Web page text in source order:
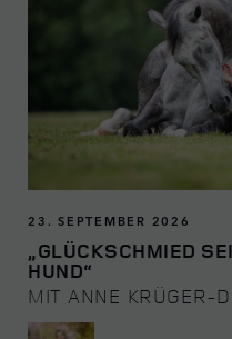
23. SEPTEMBER 2026
„GLÜCKSCHMIED
HUND“
MIT ANNE KRÜGER-